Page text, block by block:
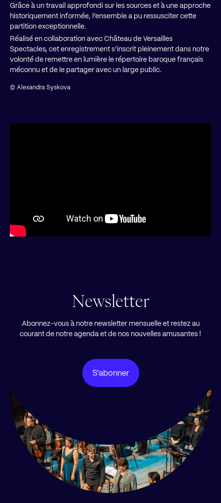
Grâce à un travail approfondi sur les sources et à une approche
historiquement informée, l’ensemble a pu ressusciter cette
partition exceptionnelle.
Réalisé en collaboration avec Château de Versailles
Spectacles, cet enregistrement s’inscrit pleinement dans notre
volonté de remettre en lumière le répertoire baroque français
méconnu et de le partager avec un large public.
© Alexandra Syskova
Newsletter
Abonnez-vous à notre newsletter mensuelle et restez au
courant de notre agenda et de nos nouvelles amusantes !
S'abonner